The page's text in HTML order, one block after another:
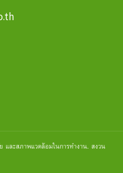
ละสภาพแวดล้อมในการทำงาน. สงวน